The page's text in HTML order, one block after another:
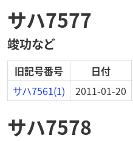
サハ7577
竣功など
旧記号番号 日付
サハ7561(1)
2011-01-20
サハ7578